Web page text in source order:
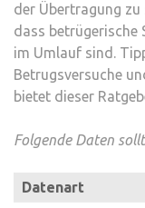
der Übertragung
dass betrügerische
im Umlauf sind.
Betrugsversuche
bietet dieser
Folgende Daten
Datenart